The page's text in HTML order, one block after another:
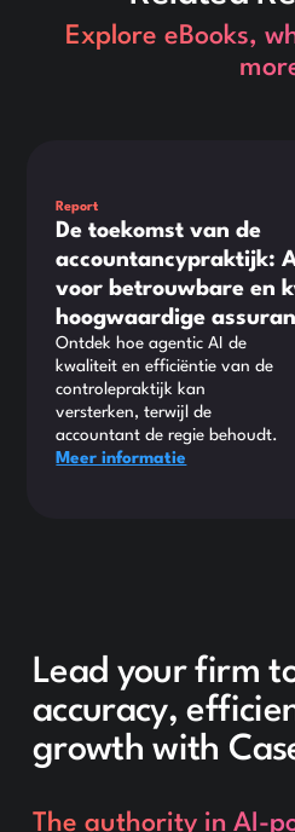
Explore eBooks,
Report
De toekomst van de
accountancypraktijk:
voor betrouwbare en
hoogwaardige
Ontdek hoe agentic AI de
kwaliteit en efficiëntie van de
controlepraktijk kan
versterken, terwijl de
accountant de regie behoudt.
Meer informatie
Lead your firm
accuracy,
growth with
The authority in AI-